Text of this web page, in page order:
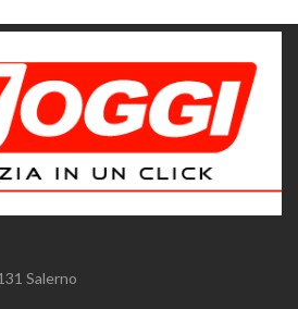
Salerno